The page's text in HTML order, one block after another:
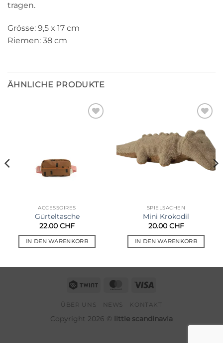
tragen.
Grösse: 9,5 x 17 cm
Riemen: 38 cm
ÄHNLICHE PRODUKTE
ACCESSOIRES
Gürteltasche
22.00 CHF
IN DEN WARENKORB
Wunschliste
SPIELSACHEN
Mini Krokodil
20.00 CHF
IN DEN WARENKORB
Twint MasterCard
Visa
ÜBER UNS NEWS KONTAKT
Copyright 2026 © little scandinavia